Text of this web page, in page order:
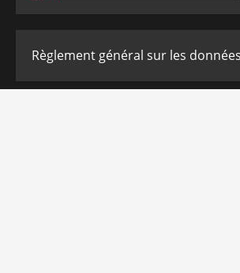
Règlement général sur les